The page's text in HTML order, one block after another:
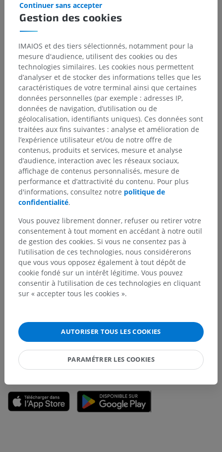
Hiérarchie anatomique
Anatomie humaine 2
Corps humain> Régions du corps humain>
Régions de la tête> Régions de la face>
Région orbitaire> Pli palpébronasal
Structures sous-jacentes :Il n'y a aucune structure
sous-jacente
Anatomie humaine 1
Neuroanatomie humaine
Traductions
Vous avez vu une erreur ?
Gestion des cookies
Continuer sans accepter
IMAIOS et des tiers sélectionnés, notamment pour la
mesure d'audience, utilisent des cookies ou des
technologies similaires. Les cookies nous permettent
d’analyser et de stocker des informations telles que les
caractéristiques de votre terminal ainsi que certaines
données personnelles (par exemple : adresses IP,
données de navigation, d’utilisation ou de
géolocalisation, identifiants uniques). Ces données sont
traitées aux fins suivantes : analyse et amélioration de
l’expérience utilisateur et/ou de notre offre de
contenus, produits et services, mesure et analyse
d’audience, interaction avec les réseaux sociaux,
affichage de contenus personnalisés, mesure de
performance et d’attractivité du contenu. Pour plus
d'informations, consultez notre politique de
confidentialité.
Vous pouvez librement donner, refuser ou retirer votre
consentement à tout moment en accédant à notre outil
de gestion des cookies. Si vous ne consentez pas à
l’utilisation de ces technologies, nous considérerons
que vous vous opposez également à tout dépôt de
cookie fondé sur un intérêt légitime. Vous pouvez
consentir à l’utilisation de ces technologies en cliquant
sur « accepter tous les cookies ».
AUTORISER TOUS LES COOKIES
PARAMÉTRER LES COOKIES